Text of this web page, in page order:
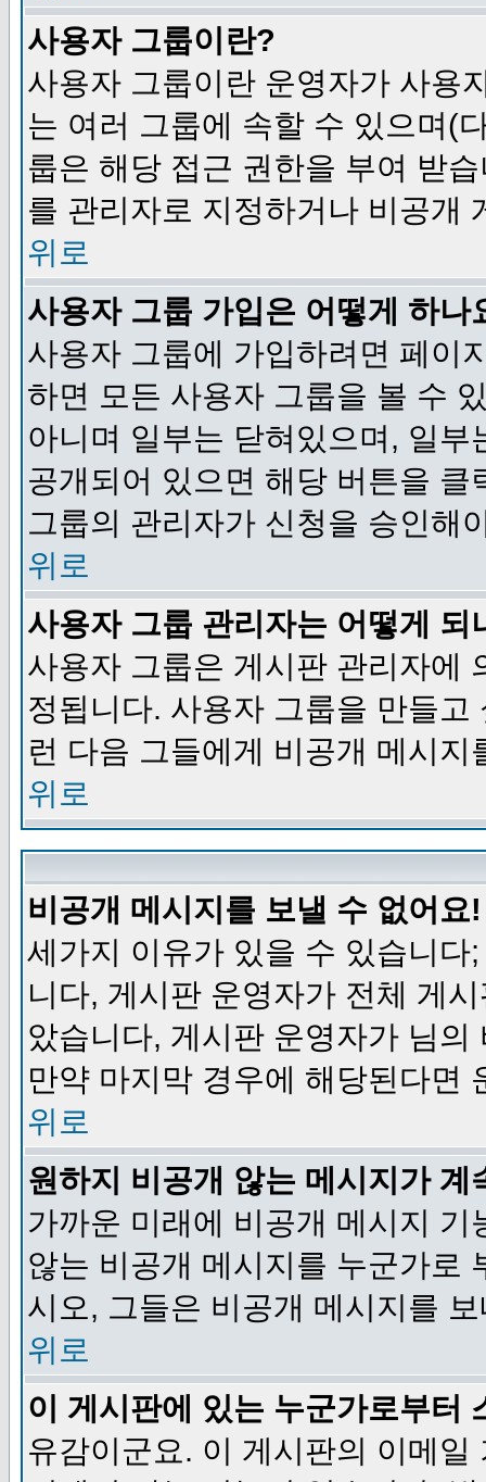
사용자 그룹이란?
사용자 그룹이란 운영자가 사용
는 여러 그룹에 속할 수 있으며(
룹은 해당 접근 권한을 부여 받
를 관리자로 지정하거나 비공개
위로
사용자 그룹 가입은 어떻게 하나
사용자 그룹에 가입하려면 페이
하면 모든 사용자 그룹을 볼 수
아니며 일부는 닫혀있으며, 일
공개되어 있으면 해당 버튼을
그룹의 관리자가 신청을 승인해
위로
사용자 그룹 관리자는 어떻게 되
사용자 그룹은 게시판 관리자에
정됩니다. 사용자 그룹을 만들
런 다음 그들에게 비공개 메시지
위로
비공개 메시지를 보낼 수 없어요!
세가지 이유가 있을 수 있습니
니다, 게시판 운영자가 전체 게
았습니다, 게시판 운영자가 님
만약 마지막 경우에 해당된다면
위로
원하지 비공개 않는 메시지가 계
가까운 미래에 비공개 메시지
않는 비공개 메시지를 누군가로
시오, 그들은 비공개 메시지를
위로
이 게시판에 있는 누군가로부터
유감이군요. 이 게시판의 이메